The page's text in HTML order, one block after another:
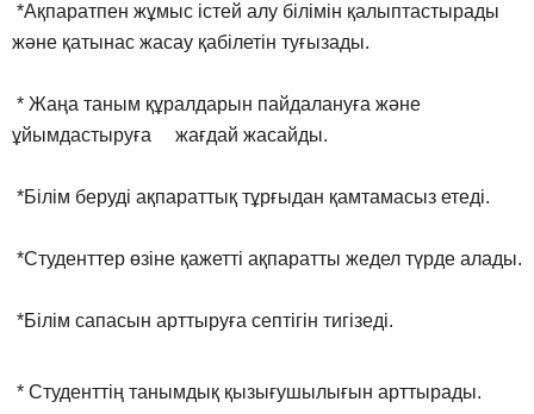
*Ақпаратпен жұмыс істей алу білімін қалыптастырады
және қатынас жасау қабілетін туғызады.
* Жаңа таным құралдарын пайдалануға және
ұйымдастыруға жағдай жасайды.
*Білім беруді ақпараттық тұрғыдан қамтамасыз етеді.
*Студенттер өзіне қажетті ақпаратты жедел түрде алады.
*Білім сапасын арттыруға септігін тигізеді.
* Студенттің танымдық қызығушылығын арттырады.